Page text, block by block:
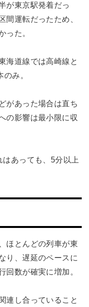
が東京駅発着だっ
間運転だったため、
った。
海道線では高崎線と
み。
があった場合は直ち
の影響は最小限に収
あっても、5分以上
ほとんどの列車が東
り、遅延のペースに
回数が確実に増加。
連し合っていること